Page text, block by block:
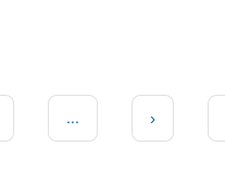
... ›